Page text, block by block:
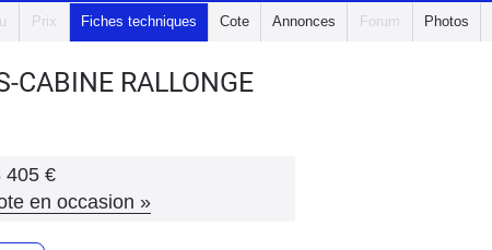
Prix Fiches techniques Cote Annonces Forum Photos
CABINE RALLONGE
405 €
en occasion »